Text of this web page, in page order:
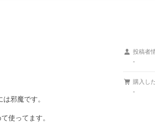
邪魔です。
使ってます。
投稿者
-
購入し
-